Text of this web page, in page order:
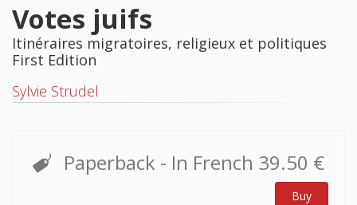
Votes juifs
Itinéraires migratoires, religieux et politiques
First Edition
Sylvie Strudel
Paperback - In French 39.50 €
Buy